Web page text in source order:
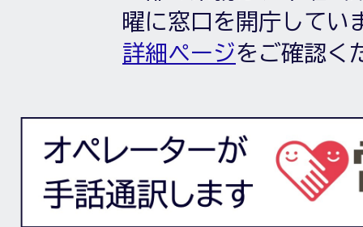
曜に窓口を開庁してい
詳細ページをご確認く